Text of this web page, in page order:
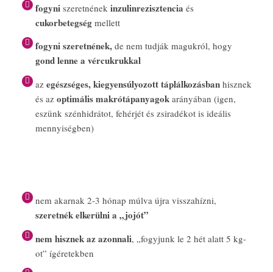
fogyni szeretnének inzulinrezisztencia és
cukorbetegségmellett
fogyni szeretnének,de nem tudják magukról, hogy
gond lenne a vércukrukkal
az egészséges, kiegyensúlyozott táplálkozásbanhisznek
és az optimális makrótápanyagokarányában (igen,
eszünk szénhidrátot, fehérjét és zsiradékot is ideális
mennyiségben)
nem akarnak 2-3 hónap múlva újra visszahízni,
szeretnék elkerülni a „jojót”
nem hisznek az azonnali, „fogyjunk le 2 hét alatt 5 kg-
ot” ígéretekben